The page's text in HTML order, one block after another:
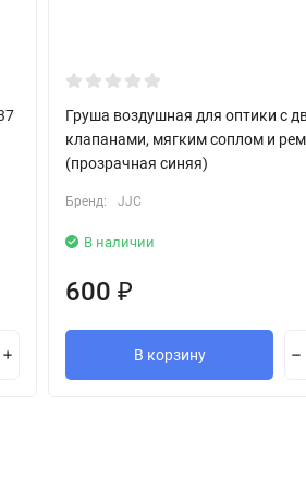
Груша воздушная для оптики с
клапанами, мягким соплом и
(прозрачная синяя)
Бренд: JJC
В наличии
600₽
В корзину